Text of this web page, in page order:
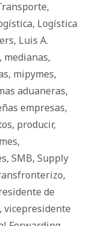
,
, Logística
, Luis A.
, medianas,
, mipymes,
aduaneras,
empresas,
, producir,
,
, SMB, Supply
,
de
, vicepresidente